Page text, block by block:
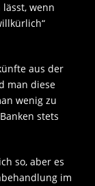
wenn
aus der
man diese
wenig zu
stets
so, aber es
im